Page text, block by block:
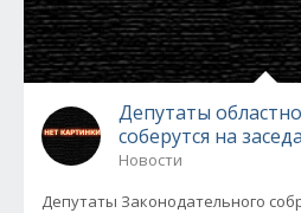
Депутаты
соберутся на
Новости
Депутаты Законодательного